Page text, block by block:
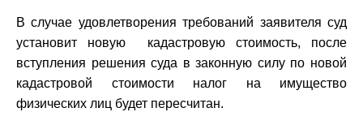
В случае удовлетворения требований заявителя суд
установит новую кадастровую стоимость, после
вступления решения суда в законную силу по новой
кадастровой стоимости налог на имущество
физических лиц будет пересчитан.